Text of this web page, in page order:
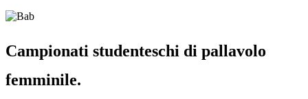
Campionati studenteschi di pallavolo
femminile.